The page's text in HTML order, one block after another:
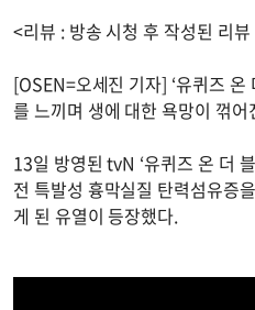
<리뷰 : 방송 시청 후 작성된 리
[OSEN=오세진 기자] ‘유퀴즈 온
를 느끼며 생에 대한 욕망이 꺾어
13일 방영된 tvN ‘유퀴즈 온 더
전 특발성 흉막실질 탄력섬유증
게 된 유열이 등장했다.